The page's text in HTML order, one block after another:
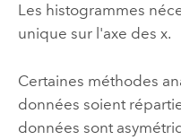
Les histogrammes
unique sur l'axe des x.
Certaines méthodes
données soient
données sont